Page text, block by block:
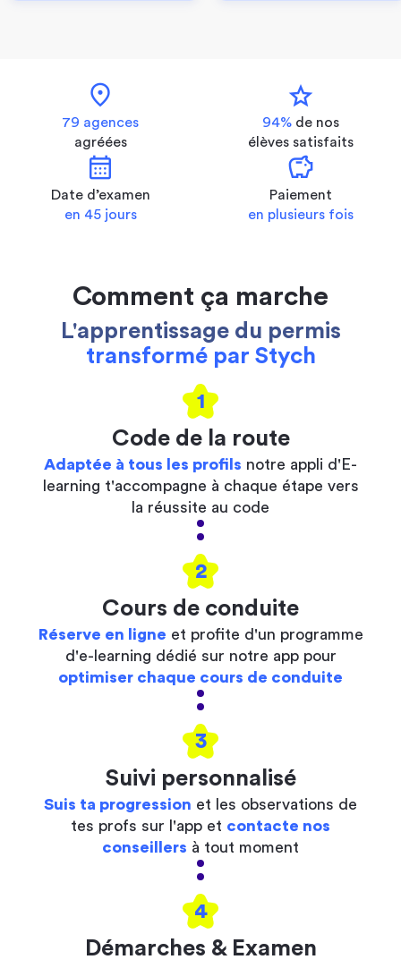
location_on
79 agences
agréées
star
94% de nos
élèves satisfaits
calendar_month
Date d’examen
en 45 jours
savings
Paiement
en plusieurs fois
Comment ça marche
L'apprentissage du permis
transformé par Stych
1
Code de la route
Adaptée à tous les profils notre appli d'E-
learning t'accompagne à chaque étape vers
la réussite au code
2
Cours de conduite
Réserve en ligne et profite d'un programme
d'e-learning dédié sur notre app pour
optimiser chaque cours de conduite
3
Suivi personnalisé
Suis ta progression et les observations de
tes profs sur l'app et contacte nos
conseillers à tout moment
4
Démarches & Examen